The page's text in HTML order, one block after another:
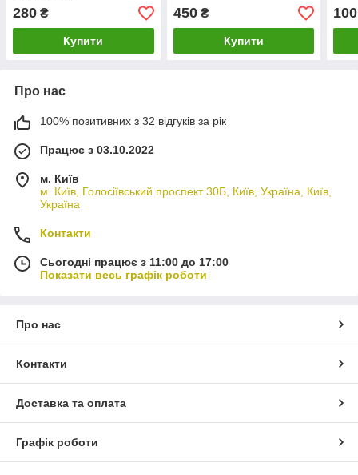
280 ₴
Купити
450₴
Купити
100
Про нас
100% позитивних з 32 відгуків за рік
Працює з 03.10.2022
м. Київ
м. Київ, Голосіївський проспект 30Б, Київ, Україна, Київ,
Україна
Контакти
Сьогодні працює з 11:00 до 17:00
Показати весь графік роботи
Про нас
Контакти
Доставка та оплата
Графік роботи